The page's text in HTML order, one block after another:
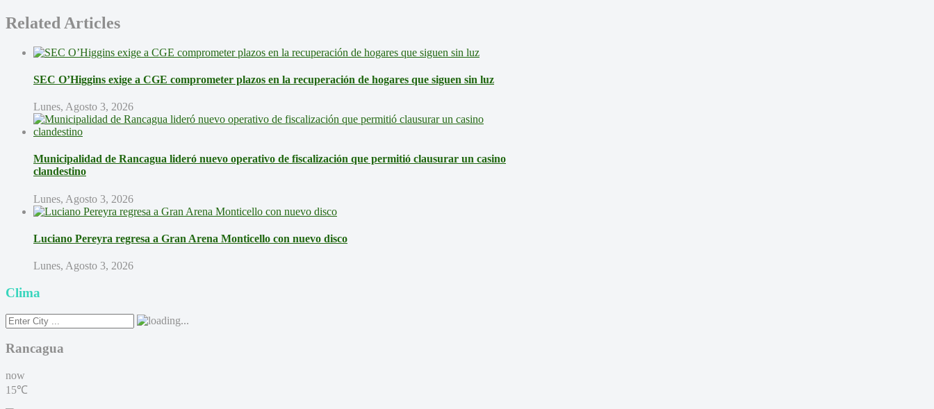
Related Articles
SEC O’Higgins exige a CGE comprometer plazos en la recuperación de hogares que siguen sin luz
Lunes, Agosto 3, 2026
Municipalidad de Rancagua lideró nuevo operativo de fiscalización que permitió clausurar un casino
clandestino
Lunes, Agosto 3, 2026
Luciano Pereyra regresa a Gran Arena Monticello con nuevo disco
Lunes, Agosto 3, 2026
Clima
Rancagua
now
15℃